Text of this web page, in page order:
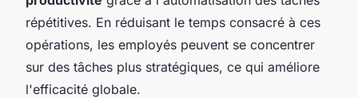
répétitives. En réduisant le temps consacré à ces
opérations, les employés peuvent se concentrer
sur des tâches plus stratégiques, ce qui améliore
l'efficacité globale.